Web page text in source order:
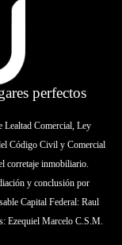
perfectos
Lealtad Comercial, Ley
Código Civil y Comercial
corretaje inmobiliario.
y conclusión por
Capital Federal: Raul
Ezequiel Marcelo C.S.M.